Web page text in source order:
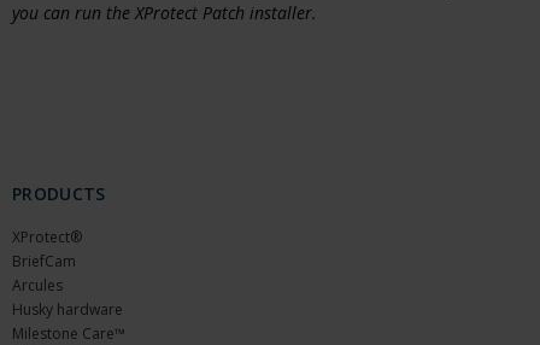
you can run the XProtect Patch installer.
PRODUCTS
XProtect®
BriefCam
Arcules
Husky hardware
Milestone Care™